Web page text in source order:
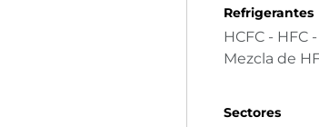
Refrigerantes
HCFC - HFC
Mezcla de
Sectores